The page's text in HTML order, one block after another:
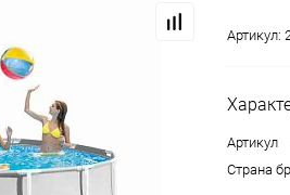
Артикул:
Артикул
Страна